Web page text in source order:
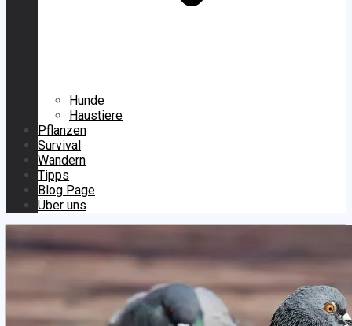
Hunde
Haustiere
Pflanzen
Survival
Wandern
Tipps
Blog Page
Über uns